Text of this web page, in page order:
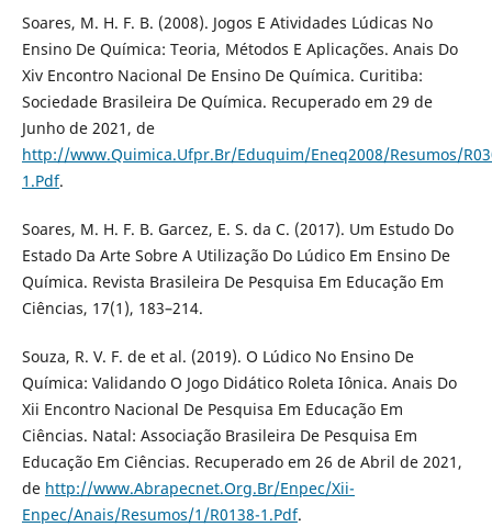
Soares, M. H. F. B. (2008). Jogos E Atividades Lúdicas No
Ensino De Química: Teoria, Métodos E Aplicações. Anais Do
Xiv Encontro Nacional De Ensino De Química. Curitiba:
Sociedade Brasileira De Química. Recuperado em 29 de
Junho de 2021, de
http://www.Quimica.Ufpr.Br/Eduquim/Eneq2008/Resumos/
1.Pdf.
Soares, M. H. F. B. Garcez, E. S. da C. (2017). Um Estudo Do
Estado Da Arte Sobre A Utilização Do Lúdico Em Ensino De
Química. Revista Brasileira De Pesquisa Em Educação Em
Ciências, 17(1), 183–214.
Souza, R. V. F. de et al. (2019). O Lúdico No Ensino De
Química: Validando O Jogo Didático Roleta Iônica. Anais Do
Xii Encontro Nacional De Pesquisa Em Educação Em
Ciências. Natal: Associação Brasileira De Pesquisa Em
Educação Em Ciências. Recuperado em 26 de Abril de 2021,
de http://www.Abrapecnet.Org.Br/Enpec/Xii-
Enpec/Anais/Resumos/1/R0138-1.Pdf.